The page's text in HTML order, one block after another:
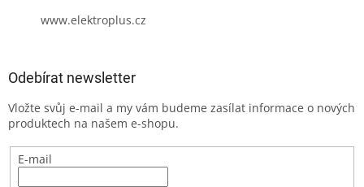
www.elektroplus.cz
Odebírat newsletter
Vložte svůj e-mail a my vám budeme zasílat informace o nových
produktech na našem e-shopu.
E-mail